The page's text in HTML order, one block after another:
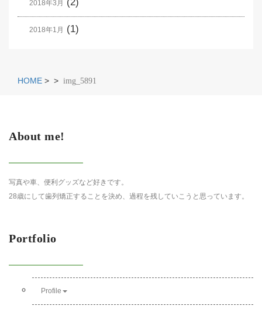
2018年3月
2018年1月 (1)
HOME > > img_5891
About me!
写真や車、便利グッズなど好きです。
28歳にして歯列矯正することを決め、過程を残していこうと思っています。
Portfolio
Profile